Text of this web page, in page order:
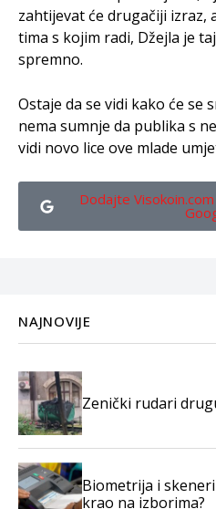
zahtijevat će drugačiji izraz,
tima s kojim radi, Džejla je
spremno.
Ostaje da se vidi kako će se
nema sumnje da publika s
vidi novo lice ove mlade
Dodajte
NAJNOVIJE
Zenički rudari
Biometrija i
krao na izborima?